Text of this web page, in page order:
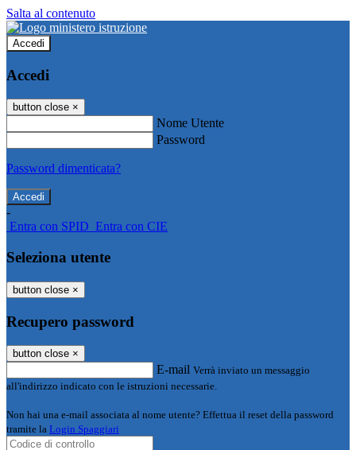
Salta al contenuto
Accedi
Accedi
button close ×
Nome Utente
Password
Password dimenticata?
-
Entra con SPID Entra con CIE
Seleziona utente
button close ×
Recupero password
button close ×
E-mail Verrà inviato un messaggio
all'indirizzo indicato con le istruzioni necessarie.
Non hai una e-mail associata al nome utente? Effettua il reset della password
tramite la Login Spaggiari